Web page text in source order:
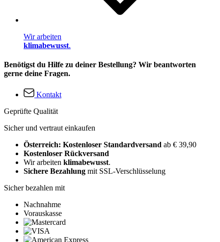
Wir arbeiten
klimabewusst.
Benötigst du Hilfe zu deiner Bestellung? Wir beantworten
gerne deine Fragen.
Kontakt
Geprüfte Qualität
Sicher und vertraut einkaufen
Österreich: Kostenloser Standardversand ab € 39,90
Kostenloser Rückversand
Wir arbeiten klimabewusst.
Sichere Bezahlung mit SSL-Verschlüsselung
Sicher bezahlen mit
Nachnahme
Vorauskasse